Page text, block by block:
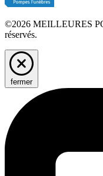
©2026 MEILLEURES
réservés.
fermer